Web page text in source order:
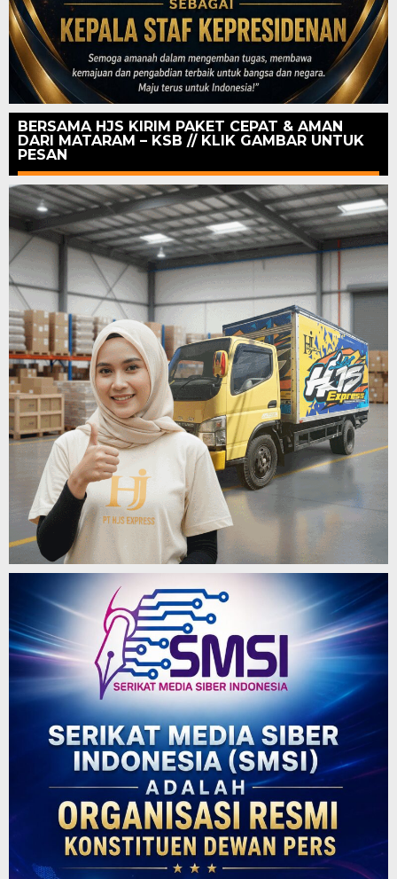
BERSAMA HJS KIRIM PAKET CEPAT & AMAN
DARI MATARAM – KSB // KLIK GAMBAR UNTUK
PESAN